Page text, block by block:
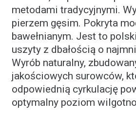
metodami tradycyjnymi.
pierzem gęsim. Pokryta
bawełnianym. Jest to
uszyty z dbałością o
Wyrób naturalny,
jakościowych surowców,
odpowiednią cyrkulację
optymalny poziom